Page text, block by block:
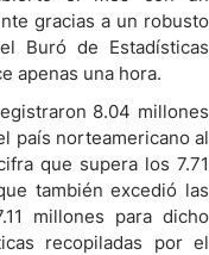
gracias a un robusto
Buró de Estadísticas
apenas una hora.
8.04 millones
país norteamericano al
que supera los 7.71
también excedió las
millones para dicho
recopiladas por el